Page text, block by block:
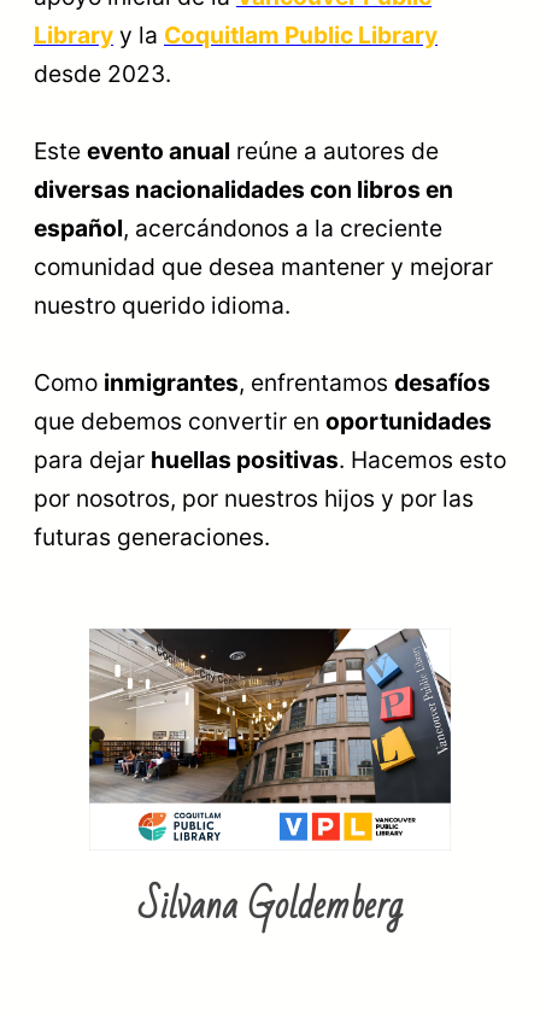
Library y la Coquitlam Public Library
desde 2023.
Este evento anual reúne a autores de
diversas nacionalidades con libros en
español, acercándonos a la creciente
comunidad que desea mantener y mejorar
nuestro querido idioma.
Como inmigrantes, enfrentamos desafíos
que debemos convertir en oportunidades
para dejar huellas positivas. Hacemos esto
por nosotros, por nuestros hijos y por las
futuras generaciones.
Silvana Goldemberg